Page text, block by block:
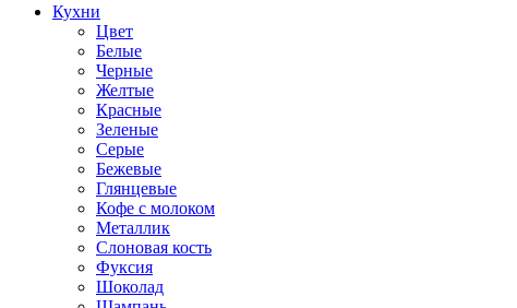
Кухни
Цвет
Белые
Черные
Желтые
Красные
Зеленые
Серые
Бежевые
Глянцевые
Кофе с молоком
Металлик
Слоновая кость
Фуксия
Шоколад